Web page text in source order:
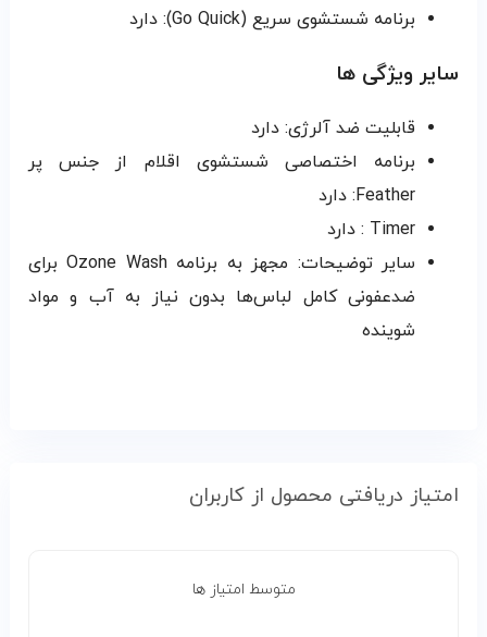
برنامه شستشوی سریع (Go Quick): دارد
سایر ویژگی ها
قابلیت ضد آلرژی: دارد
برنامه اختصاصی شستشوی اقلام از جنس پر
Feather: دارد
Timer : دارد
سایر توضیحات:
مجهز به برنامه Ozone Wash برای
ضدعفونی کامل لباس‌ها بدون نیاز به آب و مواد
شوینده
امتیاز دریافتی محصول از کاربران
متوسط امتیاز ها